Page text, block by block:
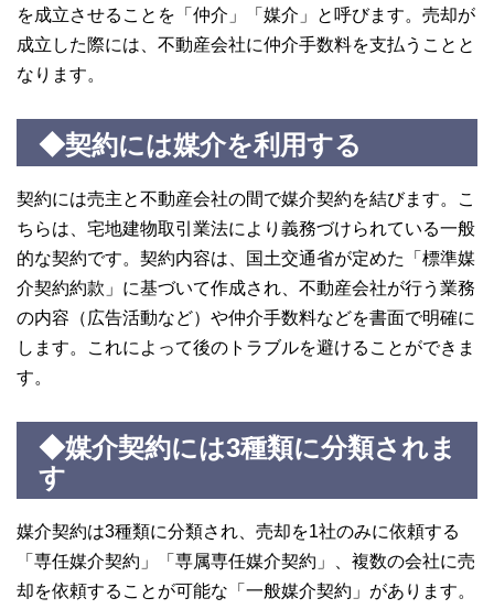
を成立させることを「仲介」「媒介」と呼びます。売却が
成立した際には、不動産会社に仲介手数料を支払うことと
なります。
◆契約には媒介を利用する
契約には売主と不動産会社の間で媒介契約を結びます。こ
ちらは、宅地建物取引業法により義務づけられている一般
的な契約です。契約内容は、国土交通省が定めた「標準媒
介契約約款」に基づいて作成され、不動産会社が行う業務
の内容（広告活動など）や仲介手数料などを書面で明確に
します。これによって後のトラブルを避けることができま
す。
◆媒介契約には3種類に分類されま
す
媒介契約は3種類に分類され、売却を1社のみに依頼する
「専任媒介契約」「専属専任媒介契約」、複数の会社に売
却を依頼することが可能な「一般媒介契約」があります。